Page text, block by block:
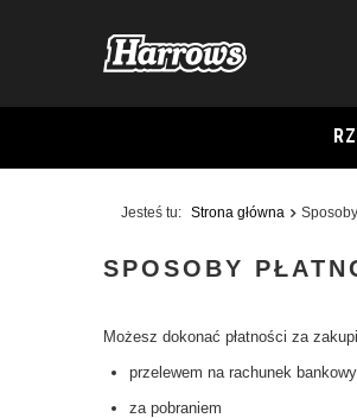
Jesteś tu: Strona główna
SPOSOBY
Możesz dokonać płatności za
przelewem na rachunek
za pobraniem